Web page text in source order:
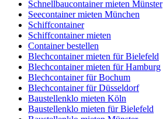
Schnellbaucontainer mieten Münster
Seecontainer mieten München
Schiffcontainer
Schiffcontainer mieten
Container bestellen
Blechcontainer mieten für Bielefeld
Blechcontainer mieten für Hamburg
Blechcontainer für Bochum
Blechcontainer für Düsseldorf
Baustellenklo mieten Köln
Baustellenklo mieten für Bielefeld